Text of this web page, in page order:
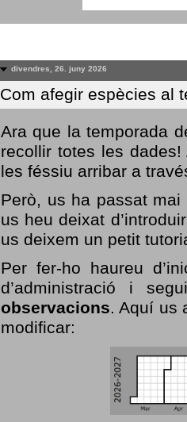
divendres, 26. juny 2026
Com afegir espècies al
Ara que la temporada
recollir totes les
les féssiu arribar a
Però, us ha passat
us heu deixat
us deixem un petit
Per fer-ho haureu
d’administració i
observacions. Aquí us
modificar: